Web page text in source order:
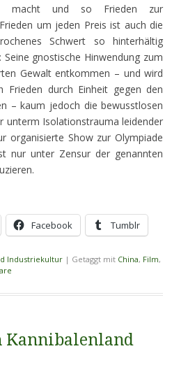
macht und so Frieden zur
um jeden Preis ist auch die
Schwert so hinterhältig
gnostische Hinwendung zum
Gewalt entkommen – und wird
Frieden durch Einheit gegen den
– kaum jedoch die bewusstlosen
unterm Isolationstrauma leidender
organisierte Show zur Olympiade
nur unter Zensur der genannten
Facebook Tumblr
Industriekultur | Getaggt mit China, Film,
Kannibalenland